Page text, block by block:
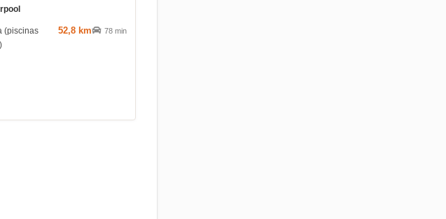
(piscinas
52,8 km 78 min